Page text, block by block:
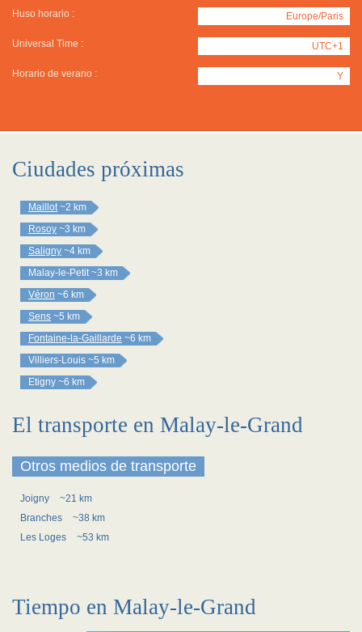
Huso horario : Europe/Paris
Universal Time : UTC+1
Horario de verano : Y
Ciudades próximas
Maillot ~2 km
Rosoy ~3 km
Saligny ~4 km
Malay-le-Petit ~3 km
Véron ~6 km
Sens ~5 km
Fontaine-la-Gaillarde ~6 km
Villiers-Louis ~5 km
Etigny ~6 km
El transporte en Malay-le-Grand
Otros medios de transporte
Joigny
~21 km
Branches
~38 km
Les Loges
~53 km
Tiempo en Malay-le-Grand